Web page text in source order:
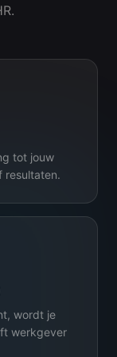
tot jouw
resultaten.
wordt je
werkgever